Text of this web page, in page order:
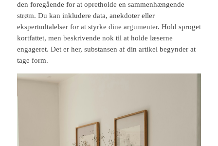
den foregående for at opretholde en sammenhængende
strøm. Du kan inkludere data, anekdoter eller
ekspertudtalelser for at styrke dine argumenter. Hold sproget
kortfattet, men beskrivende nok til at holde læserne
engageret. Det er her, substansen af din artikel begynder at
tage form.